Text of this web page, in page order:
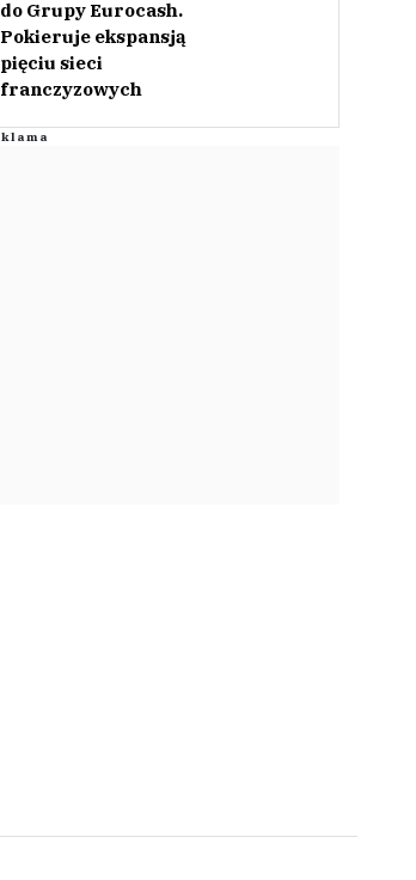
do Grupy Eurocash.
Pokieruje ekspansją
pięciu sieci
franczyzowych